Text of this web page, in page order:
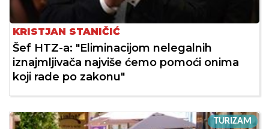
KRISTJAN STANIČIĆ
Šef HTZ-a: "Eliminacijom nelegalnih
iznajmljivača najviše ćemo pomoći onima
koji rade po zakonu"
TURIZAM